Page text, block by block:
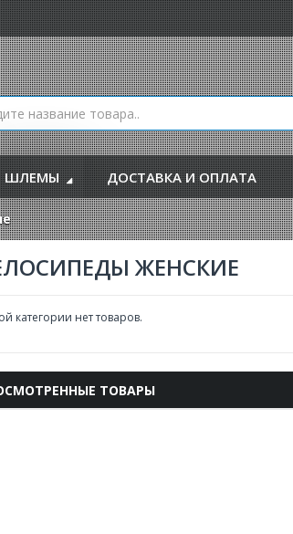
ШЛЕМЫ ДОСТАВКА И ОПЛАТА
ЖЕНСКИЕ
категории нет товаров.
ТОВАРЫ